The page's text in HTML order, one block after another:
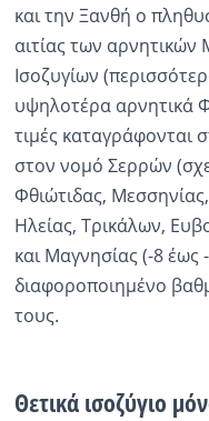
και την Ξανθή ο
αιτίας των
Ισοζυγίων
υψηλοτέρα αρνητικά
τιμές καταγράφονται
στον νομό Σερρών
Φθιώτιδας,
Ηλείας, Τρικάλων,
και Μαγνησίας (-8 έως
διαφοροποιημένο
τους.
Θετικά ισοζύγιο